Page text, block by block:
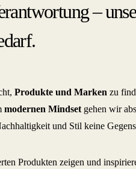
–
Produkte und Marken zu
modernen Mindset gehen wir
und Stil keine
Produkten zeigen und